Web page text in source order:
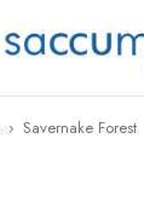
› Savernake Forest